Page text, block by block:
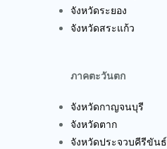
จังหวัดระยอง
จังหวัดสระแก้ว
ภาคตะวันตก
จังหวัดกาญจนบุรี
จังหวัดตาก
จังหวัดประจวบคีรีขันธ์